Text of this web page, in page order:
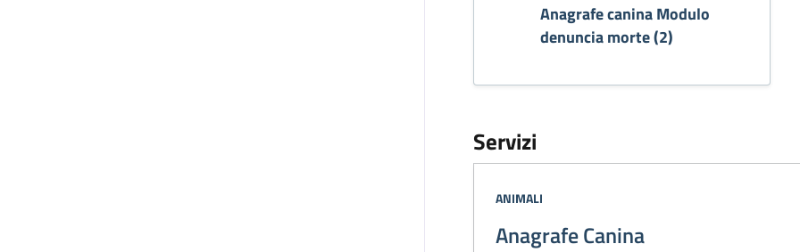
Anagrafe canina Modulo
denuncia morte (2)
Servizi
Categoria:
ANIMALI
Anagrafe Canina